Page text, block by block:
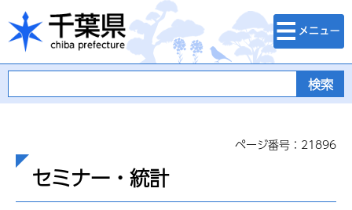
千葉県
検索・メニュ
ー
ページ番号：21896
セミナー・統計